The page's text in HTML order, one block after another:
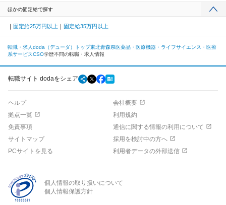
ほかの固定給で探す
固定給25万円以上 固定給35万円以上
転職・求人doda（デューダ）トップ東北青森県医薬品・医療機器・ライフサイエンス・医療
系サービスCSO学歴不問の転職・求人情報
転職サイト dodaをシェア
ヘルプ
会社概要
拠点一覧
利用規約
免責事項
通信に関する情報の利用について
サイトマップ
採用を検討中の方へ
PCサイトを見る
利用者データの外部送信
個人情報の取り扱いについて
個人情報保護方針